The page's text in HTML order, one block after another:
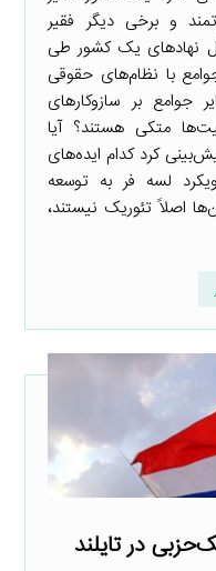
و برخی دیگر فقیر
نهادهای یک کشور طی
با نظام‌های حقوقی
جوامع بر سازوکارهای
متکی هستند؟ آیا
کرد کدام ایده‌های
لسه فر به توسعه
اصلاً تئوریک نیستند،
در تایلند